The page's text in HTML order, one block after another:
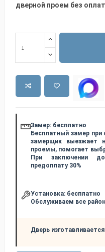
дверной проем без
Замер: бесплатно
Бесплатный замер
замерщик выезжает
проемы, помогает
При заключении
предоплату 30%
Установка: бесплатно
Обслуживаем все
Дверь